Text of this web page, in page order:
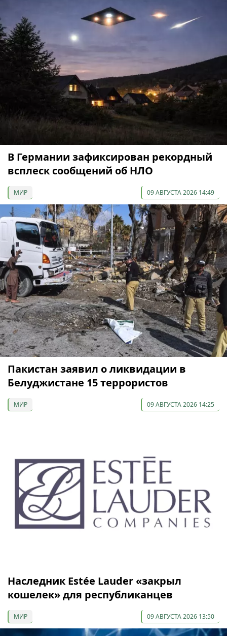
В Германии зафиксирован рекордный
всплеск сообщений об НЛО
МИР 09 АВГУСТА 2026 14:49
Пакистан заявил о ликвидации в
Белуджистане 15 террористов
МИР 09 АВГУСТА 2026 14:25
Наследник Estée Lauder «закрыл
кошелек» для республиканцев
МИР 09 АВГУСТА 2026 13:50